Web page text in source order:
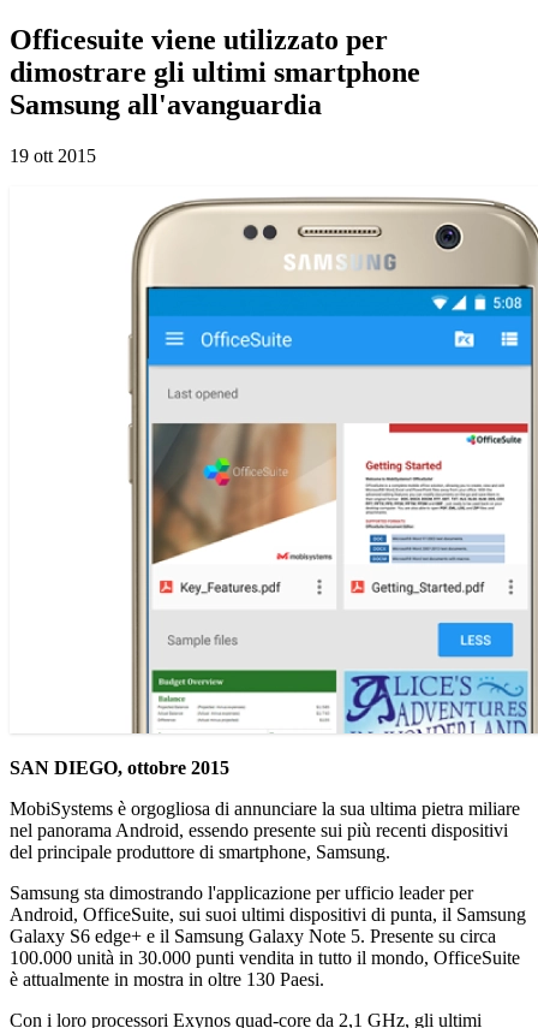
Officesuite viene utilizzato per
dimostrare gli ultimi smartphone
Samsung all'avanguardia
19 ott 2015
SAN DIEGO, ottobre 2015
MobiSystems è orgogliosa di annunciare la sua ultima pietra miliare
nel panorama Android, essendo presente sui più recenti dispositivi
del principale produttore di smartphone, Samsung.
Samsung sta dimostrando l'applicazione per ufficio leader per
Android, OfficeSuite, sui suoi ultimi dispositivi di punta, il Samsung
Galaxy S6 edge+ e il Samsung Galaxy Note 5. Presente su circa
100.000 unità in 30.000 punti vendita in tutto il mondo, OfficeSuite
è attualmente in mostra in oltre 130 Paesi.
Con i loro processori Exynos quad-core da 2,1 GHz, gli ultimi